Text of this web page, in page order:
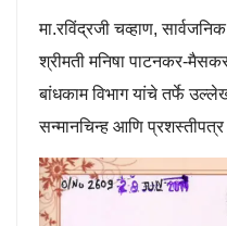
मा.रविंद्रजी चव्हाण,
श्रीमती मनिषा पाटनकर-
बांधकाम विभाग यांचे तर्फे
सन्मानचिन्ह आणि